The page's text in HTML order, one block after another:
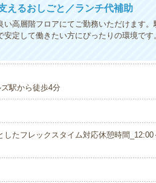
えるおしごと／ランチ代補助
高層階フロアにてご勤務いただけます
定して働きたい方にぴったりの環境で
駅から徒歩4分
たフレックスタイム対応休憩時間_12:00